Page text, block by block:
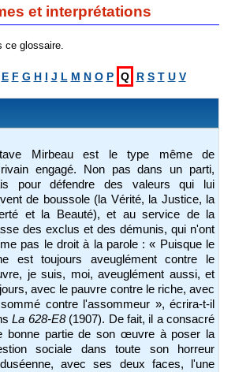
et interprétations
ce glossaire.
E F G H I J L M N O P Q R S T U V
Mirbeau est le type même de
engagé. Non pas dans un parti,
pour défendre des valeurs qui lui
de boussole (la Vérité, la Justice, la
et la Beauté), et au service de la
des exclus et des démunis, qui n'ont
pas le droit à la parole : « Puisque le
est toujours aveuglément contre le
je suis, moi, aveuglément aussi, et
avec le pauvre contre le riche, avec
contre l'assommeur », écrira-t-il
La 628-E8(1907). De fait, il a consacré
bonne partie de son œuvre à poser la
sociale dans toute son horreur
avec ses deux faces, l'une